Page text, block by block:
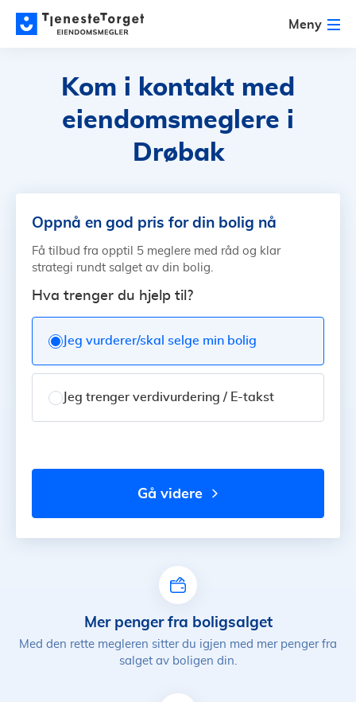
Meny
Kom i kontakt med
eiendomsmeglere i
Drøbak
Oppnå en god pris for din bolig nå
Få tilbud fra opptil 5 meglere med råd og klar
strategi rundt salget av din bolig.
Hva trenger du hjelp til?
Jeg vurderer/skal selge min bolig
Jeg trenger verdivurdering / E-takst
gå videre
Mer penger fra boligsalget
Med den rette megleren sitter du igjen med mer penger fra
salget av boligen din.